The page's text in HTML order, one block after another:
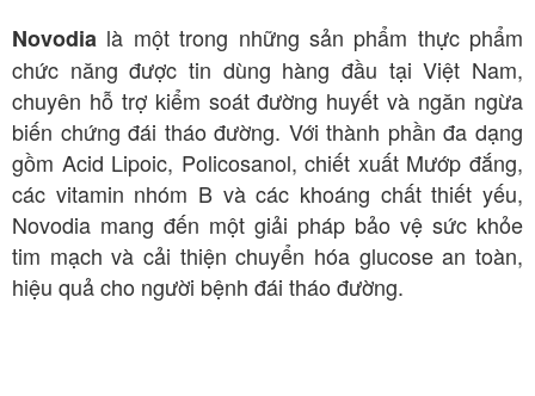
Novodia là một trong những sản phẩm thực phẩm
chức năng được tin dùng hàng đầu tại Việt Nam,
chuyên hỗ trợ kiểm soát đường huyết và ngăn ngừa
biến chứng đái tháo đường. Với thành phần đa dạng
gồm Acid Lipoic, Policosanol, chiết xuất Mướp đắng,
các vitamin nhóm B và các khoáng chất thiết yếu,
Novodia mang đến một giải pháp bảo vệ sức khỏe
tim mạch và cải thiện chuyển hóa glucose an toàn,
hiệu quả cho người bệnh đái tháo đường.